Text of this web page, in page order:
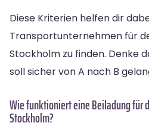
Diese Kriterien helfen dir
Transportunternehmen für
Stockholm zu finden. Denke
soll sicher von A nach B
Wie funktioniert eine Beiladung für
Stockholm?